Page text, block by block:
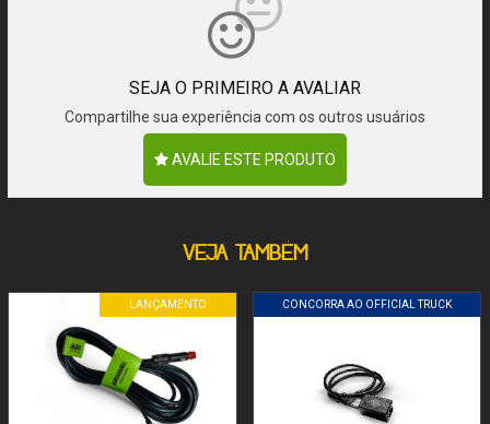
SEJA O PRIMEIRO A AVALIAR
Compartilhe sua experiência com os outros usuários
AVALIE ESTE PRODUTO
VEJA TAMBÉM
LANÇAMENTO CONCORRA AO OFFICIAL TRUCK